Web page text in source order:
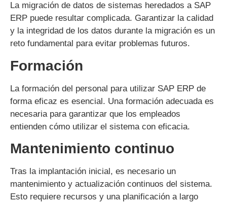
La migración de datos de sistemas heredados a SAP
ERP puede resultar complicada. Garantizar la calidad
y la integridad de los datos durante la migración es un
reto fundamental para evitar problemas futuros.
Formación
La formación del personal para utilizar SAP ERP de
forma eficaz es esencial. Una formación adecuada es
necesaria para garantizar que los empleados
entienden cómo utilizar el sistema con eficacia.
Mantenimiento continuo
Tras la implantación inicial, es necesario un
mantenimiento y actualización continuos del sistema.
Esto requiere recursos y una planificación a largo